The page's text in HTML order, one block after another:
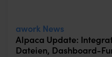
awork News
Alpaca Update:
Dateien, Dashboard-